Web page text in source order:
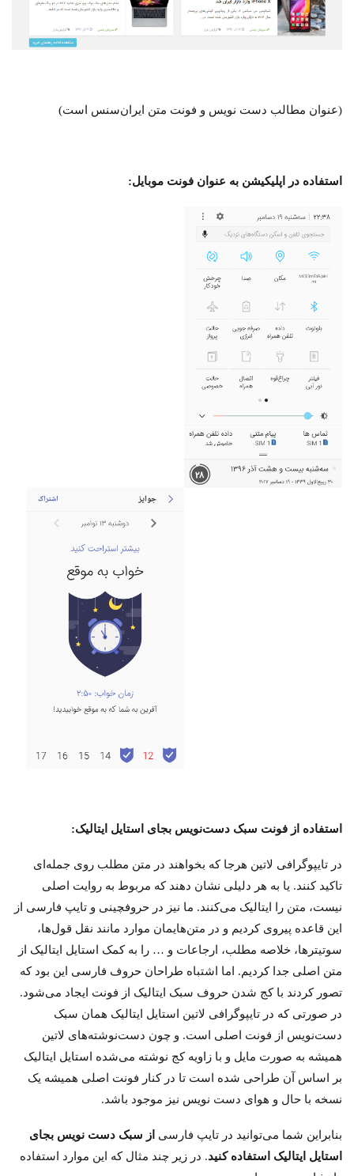
(عنوان مطالب دست نویس و فونت متن ایران‌سنس است)
استفاده در اپلیکیشن به عنوان فونت موبایل:
استفاده از فونت سبک دست‌نویس بجای استایل ایتالیک:
در تایپوگرافی لاتین هرجا که بخواهند در متن مطلب روی جمله‌ای
تاکید‌ کنند. یا به هر دلیلی نشان دهند که مربوط به روایت اصلی
نیست، متن را ایتالیک می‌کنند. ما نیز در حروفچینی و تایپ فارسی از
این قاعده پیروی کردیم و در متن‌هایمان موارد مانند نقل قول‌ها،
سوتیتر‌ها، خلاصه مطلب، ارجاعات و … را به کمک استایل ایتالیک از
متن اصلی جدا کردیم. اما اشتباه طراحان حروف فارسی این بود که
تصور کردند با کج شدن حروف سبک ایتالیک از فونت ایجاد می‌شود.
در صورتی که در تایپوگرافی لاتین استایل ایتالیک همان سبک
دست‌نویس از فونت اصلی است. و چون دست‌نوشته‌های لاتین
همیشه به صورت مایل و با زاویه کج نوشته می‌شده استایل ایتالیک
بر اساس آن طراحی شده است تا در کنار فونت اصلی همیشه یک
نسخه با حال و هوای دست نویس نیز موجود باشد.
بنابراین شما می‌توانید در تایپ فارسی از سبک دست نویس بجای
استایل ایتالیک استفاده کنید. در زیر چند مثال که این موارد استفاده